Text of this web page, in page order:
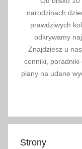
narodzinach
prawdziwych
odkrywamy
Znajdziesz u
cenniki, poradniki
plany na udane
Strony